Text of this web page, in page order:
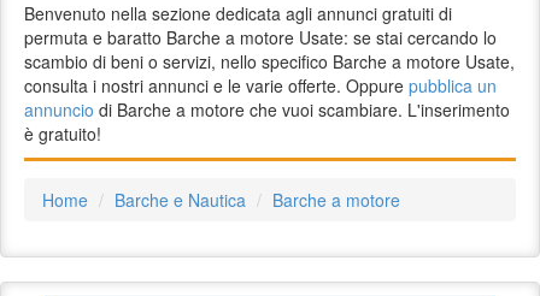
Benvenuto nella sezione dedicata agli annunci gratuiti di
permuta e baratto Barche a motore Usate: se stai cercando lo
scambio di beni o servizi, nello specifico Barche a motore Usate,
consulta i nostri annunci e le varie offerte. Oppure pubblica un
annuncio di Barche a motore che vuoi scambiare. L'inserimento
è gratuito!
Home Barche e Nautica Barche a motore